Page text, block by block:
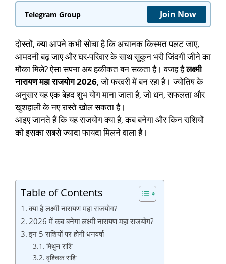
Telegram Group Join Now
दोस्तों, क्या आपने कभी सोचा है कि अचानक किस्मत पलट जाए,
आमदनी बढ़ जाए और घर-परिवार के साथ सुकून भरी जिंदगी जीने का
मौका मिले? ऐसा सपना अब हकीकत बन सकता है। वजह हैलक्ष्मी
नारायण महा राजयोग 2026, जो फरवरी में बन रहा है। ज्योतिष के
अनुसार यह एक बेहद शुभ योग माना जाता है, जो धन, सफलता और
खुशहाली के नए रास्ते खोल सकता है।
आइए जानते हैं कि यह राजयोग क्या है, कब बनेगा और किन राशियों
को इसका सबसे ज्यादा फायदा मिलने वाला है।
Table of Contents
क्या है लक्ष्मी नारायण महा राजयोग?
2026 में कब बनेगा लक्ष्मी नारायण महा राजयोग?
इन 5 राशियों पर होगी धनवर्षा
मिथुन राशि
वृश्चिक राशि